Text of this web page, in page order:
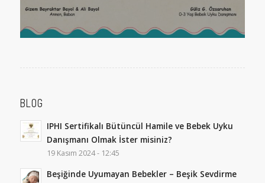
BLOG
IPHI Sertifikalı Bütüncül Hamile ve Bebek Uyku
Danışmanı Olmak İster misiniz?
19 Kasım 2024 - 12:45
Beşiğinde Uyumayan Bebekler – Beşik Sevdirme